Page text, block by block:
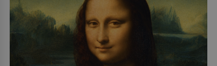
zatímco […]